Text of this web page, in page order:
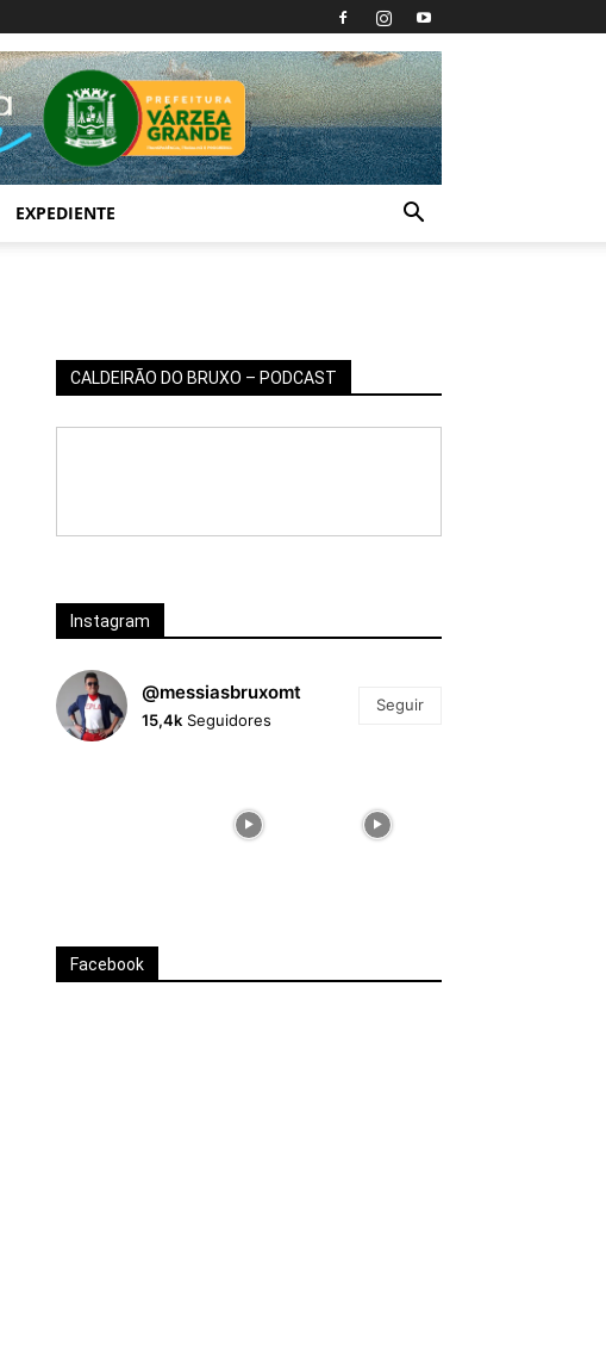
EXPEDIENTE
CALDEIRÃO DO BRUXO – PODCAST
Instagram
@messiasbruxomt
15,4k Seguidores
Seguir
Facebook